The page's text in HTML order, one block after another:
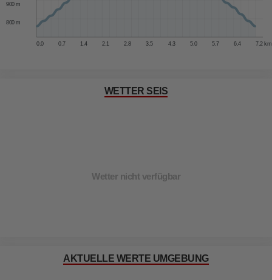
0.0 0.7 1.4 2.1 2.8 3.5 4.3 5.0 5.7 6.4 7.2 km
800 m
900 m
WETTER SEIS
Wetter nicht verfügbar
AKTUELLE WERTE UMGEBUNG